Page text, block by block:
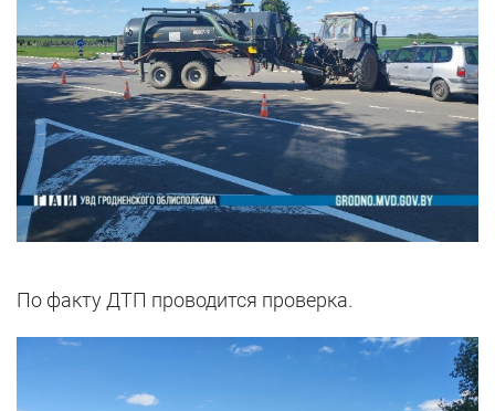
По факту ДТП проводится проверка.